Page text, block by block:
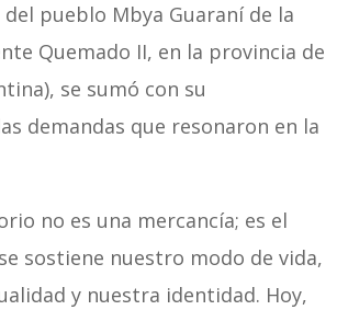
pueblo Mbya Guaraní de la
Quemado II, en la provincia de
se sumó con su
demandas que resonaron en la
no es una mercancía; es el
sostiene nuestro modo de vida,
y nuestra identidad. Hoy,